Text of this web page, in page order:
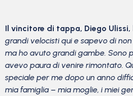
Il vincitore di tappa, Diego
grandi velocisti qui e sapevo di
ma ho avuto grandi gambe. Sono
avevo paura di venire rimontato.
speciale per me dopo un anno
mia famiglia – mia moglie, i miei